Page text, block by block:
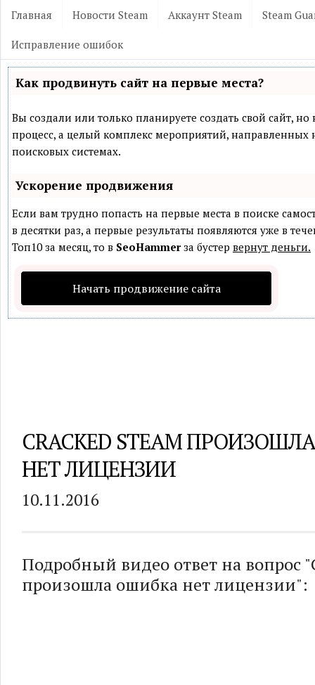
Главная Новости Steam Аккаунт Steam Steam
Исправление ошибок
Как продвинуть сайт на первые места?
Вы создали или только планируете создать свой сайт,
процесс, а целый комплекс мероприятий,
поисковых системах.
Ускорение продвижения
Если вам трудно попасть на первые места в поиске
в десятки раз, а первые результаты появляются уже в
Топ10 за месяц, то в SeoHammerза бустер вернут деньги.
Начать продвижение сайта
CRACKED STEAM
НЕТ ЛИЦЕНЗИИ
10.11.2016
Подробный видео ответ на вопрос
произошла ошибка нет лицензии":